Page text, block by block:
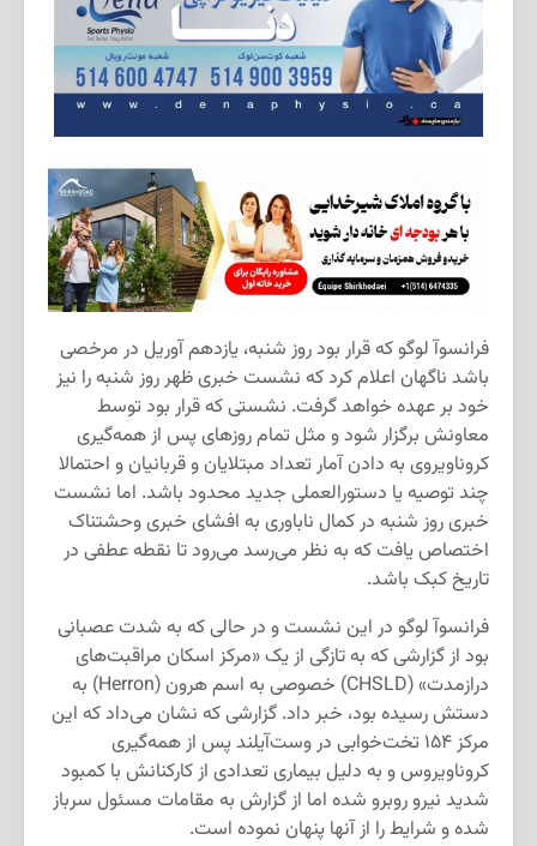
فرانسوآ لوگو که قرار بود روز شنبه،‌ یازدهم آوریل در مرخصی
باشد ناگهان اعلام کرد که نشست خبری ظهر روز شنبه را نیز
خود بر عهده خواهد گرفت. نشستی که قرار بود توسط
معاونش برگزار شود و مثل تمام روزهای پس از همه‌گیری
کروناویروی به دادن آمار تعداد مبتلایان و قربانیان و احتمالا
چند توصیه یا دستورالعملی جدید محدود باشد. اما نشست
خبری روز شنبه در کمال ناباوری به افشای خبری وحشتناک
اختصاص یافت که به نظر می‌رسد می‌رود تا نقطه عطفی در
تاریخ کبک باشد.
فرانسوآ لوگو در این نشست و در حالی که به شدت عصبانی
بود از گزارشی که به تازگی از یک «مرکز اسکان مراقبت‌های
درازمدت» (CHSLD) خصوصی به اسم هرون (Herron) به
دستش رسیده بود، خبر داد. گزارشی که نشان می‌داد که این
مرکز ۱۵۴ تخت‌خوابی در وست‌آیلند پس از همه‌گیری
کروناویروس و به دلیل بیماری تعدادی از کارکنانش با کمبود
شدید نیرو روبرو شده اما از گزارش به مقامات مسئول سرباز
شده و شرایط را از آنها پنهان نموده است.